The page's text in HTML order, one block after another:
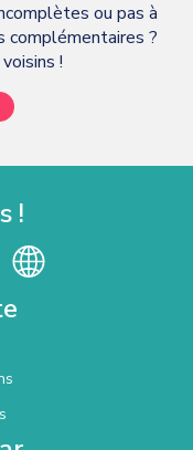
ou pas à
complémentaires ?
!
!